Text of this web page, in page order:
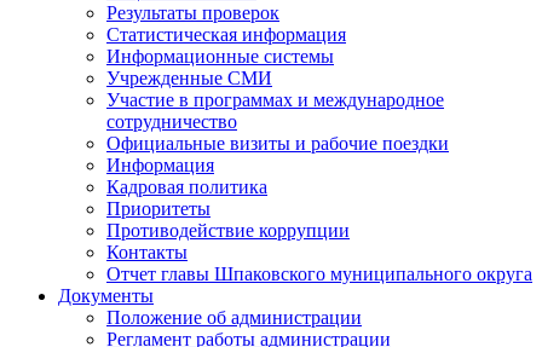
Результаты проверок
Статистическая информация
Информационные системы
Учрежденные СМИ
Участие в программах и международное
сотрудничество
Официальные визиты и рабочие поездки
Информация
Кадровая политика
Приоритеты
Противодействие коррупции
Контакты
Отчет главы Шпаковского муниципального округа
Документы
Положение об администрации
Регламент работы администрации